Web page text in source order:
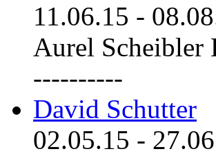
11.06.15 -
Aurel Scheibler
----------
David Schutter
02.05.15 -